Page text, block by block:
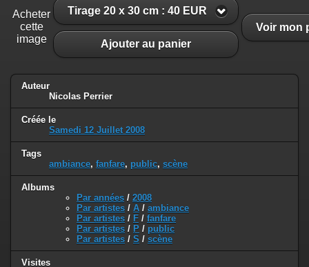
Acheter
cette
image
Tirage 20 x 30 cm : 40 EUR
Ajouter au panier
Voir mon
Auteur
Nicolas Perrier
Créée le
Samedi 12 Juillet 2008
Tags
ambiance, fanfare, public, scène
Albums
Par années / 2008
Par artistes / A / ambiance
Par artistes / F / fanfare
Par artistes / P / public
Par artistes / S / scène
Visites